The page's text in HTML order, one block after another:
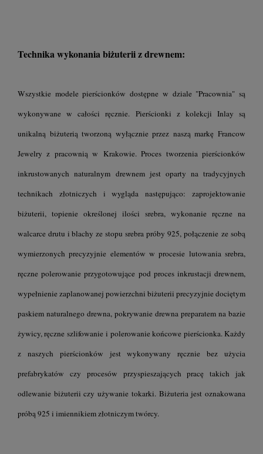
Technika wykonania biżuterii z drewnem:
Wszystkie modele pierścionków dostępne w dziale "Pracownia" są
wykonywane w całości ręcznie. Pierścionki z kolekcji Inlay są
unikalną biżuterią tworzoną wyłącznie przez naszą markę Francow
Jewelry z pracownią w Krakowie. Proces tworzenia pierścionków
inkrustowanych naturalnym drewnem jest oparty na tradycyjnych
technikach złotniczych i wygląda następująco: zaprojektowanie
biżuterii, topienie określonej ilości srebra, wykonanie ręczne na
walcarce drutu i blachy ze stopu srebra próby 925, połączenie ze sobą
wymierzonych precyzyjnie elementów w procesie lutowania srebra,
ręczne polerowanie przygotowujące pod proces inkrustacji drewnem,
wypełnienie zaplanowanej powierzchni biżuterii precyzyjnie dociętym
paskiem naturalnego drewna, pokrywanie drewna preparatem na bazie
żywicy, ręczne szlifowanie i polerowanie końcowe pierścionka. Każdy
z naszych pierścionków jest wykonywany ręcznie bez użycia
prefabrykatów czy procesów przyspieszających pracę takich jak
odlewanie biżuterii czy używanie tokarki. Biżuteria jest oznakowana
próbą 925 i imiennikiem złotniczym twórcy.